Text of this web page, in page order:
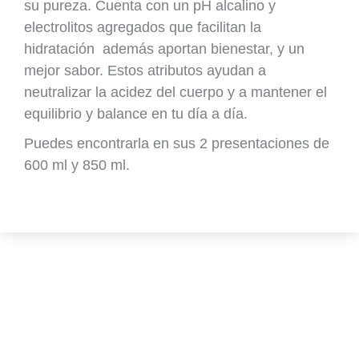
su pureza. Cuenta con un pH alcalino y
electrolitos agregados que facilitan la
hidratación además aportan bienestar, y un
mejor sabor. Estos atributos ayudan a
neutralizar la acidez del cuerpo y a mantener el
equilibrio y balance en tu día a día.
Puedes encontrarla en sus 2 presentaciones de
600 ml y 850 ml.